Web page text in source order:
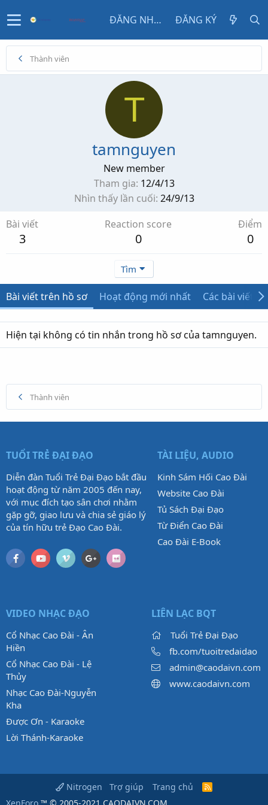
ĐĂNG NHẬP ĐĂNG KÝ
Thành viên
T
tamnguyen
New member
Tham gia 12/4/13
Nhìn thấy lần cuối 24/9/13
Bài viết
3
Reaction score
0
Điểm
0
Tìm
Bài viết trên hồ sơ Hoạt động mới nhất Các bài viết
Hiện tại không có tin nhắn trong hồ sơ của tamnguyen.
Thành viên
TUỔI TRẺ ĐẠI ĐẠO
Diễn đàn Tuổi Trẻ Đại Đạo bắt đầu
hoạt động từ năm 2005 đến nay,
với mục đích tạo sân chơi nhằm
gặp gỡ, giao lưu và chia sẻ giáo lý
của tín hữu trẻ Đạo Cao Đài.
TÀI LIỆU, AUDIO
Kinh Sám Hối Cao Đài
Website Cao Đài
Tủ Sách Đại Đạo
Từ Điển Cao Đài
Cao Đài E-Book
VIDEO NHẠC ĐẠO
Cổ Nhạc Cao Đài - Ân
Hiền
Cổ Nhạc Cao Đài - Lệ
Thủy
Nhạc Cao Đài-Nguyễn
Kha
Được Ơn - Karaoke
Lời Thánh-Karaoke
LIÊN LẠC BQT
Tuổi Trẻ Đại Đạo
fb.com/tuoitredaidao
admin@caodaivn.com
www.caodaivn.com
Nitrogen Trợ giúp Trang chủ
R